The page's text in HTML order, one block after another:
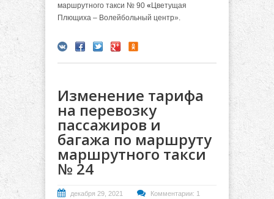
маршрутного такси № 90 « Цветущая
Плющиха – Волейбольный центр».
Изменение тарифа
на перевозку
пассажиров и
багажа по маршруту
маршрутного такси
№ 24
декабря 29, 2021 Комментарии: 1